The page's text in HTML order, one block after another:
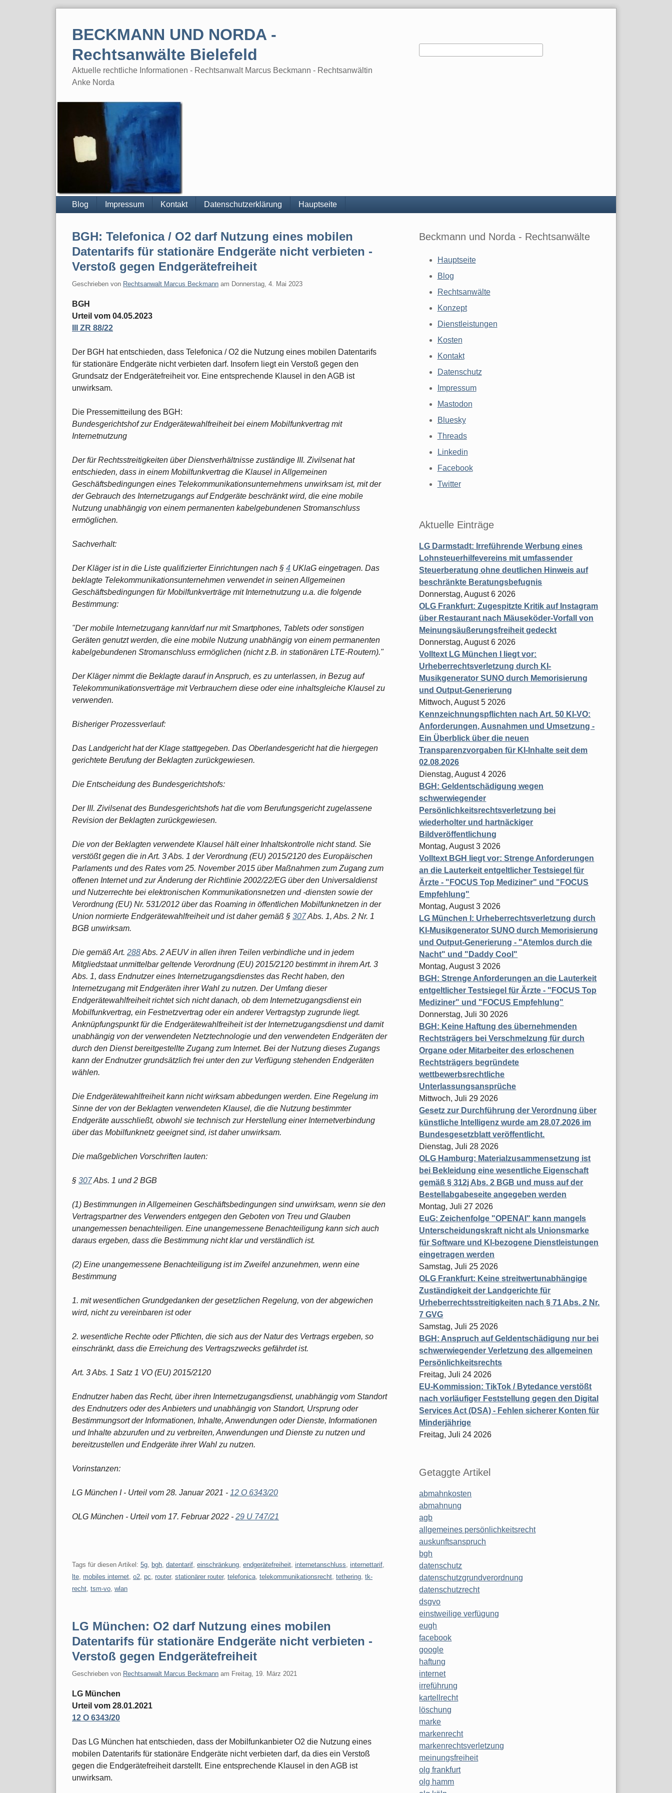
BECKMANN UND NORDA -
Rechtsanwälte Bielefeld
Aktuelle rechtliche Informationen - Rechtsanwalt Marcus Beckmann - Rechtsanwältin
Anke Norda
Blog Impressum Kontakt Datenschutzerklärung Hauptseite
BGH: Telefonica / O2 darf Nutzung eines mobilen
Datentarifs für stationäre Endgeräte nicht verbieten -
Verstoß gegen Endgerätefreiheit
Geschrieben von Rechtsanwalt Marcus Beckmann am Donnerstag, 4. Mai 2023
BGH
Urteil vom 04.05.2023
III ZR 88/22
Der BGH hat entschieden, dass Telefonica / O2 die Nutzung eines mobilen Datentarifs
für stationäre Endgeräte nicht verbieten darf. Insofern liegt ein Verstoß gegen den
Grundsatz der Endgerätefreiheit vor. Eine entsprechende Klausel in den AGB ist
unwirksam.
Die Pressemitteilung des BGH:
Bundesgerichtshof zur Endgerätewahlfreiheit bei einem Mobilfunkvertrag mit
Internetnutzung
Der für Rechtsstreitigkeiten über Dienstverhältnisse zuständige III. Zivilsenat hat
entschieden, dass in einem Mobilfunkvertrag die Klausel in Allgemeinen
Geschäftsbedingungen eines Telekommunikationsunternehmens unwirksam ist, mit der
der Gebrauch des Internetzugangs auf Endgeräte beschränkt wird, die eine mobile
Nutzung unabhängig von einem permanenten kabelgebundenen Stromanschluss
ermöglichen.
Sachverhalt:
Der Kläger ist in die Liste qualifizierter Einrichtungen nach § 4 UKlaG eingetragen. Das
beklagte Telekommunikationsunternehmen verwendet in seinen Allgemeinen
Geschäftsbedingungen für Mobilfunkverträge mit Internetnutzung u.a. die folgende
Bestimmung:
"Der mobile Internetzugang kann/darf nur mit Smartphones, Tablets oder sonstigen
Geräten genutzt werden, die eine mobile Nutzung unabhängig von einem permanenten
kabelgebundenen Stromanschluss ermöglichen (nicht z.B. in stationären LTE-Routern)."
Der Kläger nimmt die Beklagte darauf in Anspruch, es zu unterlassen, in Bezug auf
Telekommunikationsverträge mit Verbrauchern diese oder eine inhaltsgleiche Klausel zu
verwenden.
Bisheriger Prozessverlauf:
Das Landgericht hat der Klage stattgegeben. Das Oberlandesgericht hat die hiergegen
gerichtete Berufung der Beklagten zurückgewiesen.
Die Entscheidung des Bundesgerichtshofs:
Der III. Zivilsenat des Bundesgerichtshofs hat die vom Berufungsgericht zugelassene
Revision der Beklagten zurückgewiesen.
Die von der Beklagten verwendete Klausel hält einer Inhaltskontrolle nicht stand. Sie
verstößt gegen die in Art. 3 Abs. 1 der Verordnung (EU) 2015/2120 des Europäischen
Parlaments und des Rates vom 25. November 2015 über Maßnahmen zum Zugang zum
offenen Internet und zur Änderung der Richtlinie 2002/22/EG über den Universaldienst
und Nutzerrechte bei elektronischen Kommunikationsnetzen und -diensten sowie der
Verordnung (EU) Nr. 531/2012 über das Roaming in öffentlichen Mobilfunknetzen in der
Union normierte Endgerätewahlfreiheit und ist daher gemäß § 307Abs. 1, Abs. 2 Nr. 1
BGB unwirksam.
Die gemäß Art. 288Abs. 2 AEUV in allen ihren Teilen verbindliche und in jedem
Mitgliedstaat unmittelbar geltende Verordnung (EU) 2015/2120 bestimmt in ihrem Art. 3
Abs. 1, dass Endnutzer eines Internetzugangsdienstes das Recht haben, den
Internetzugang mit Endgeräten ihrer Wahl zu nutzen. Der Umfang dieser
Endgerätewahlfreiheit richtet sich nicht danach, ob dem Internetzugangsdienst ein
Mobilfunkvertrag, ein Festnetzvertrag oder ein anderer Vertragstyp zugrunde liegt.
Anknüpfungspunkt für die Endgerätewahlfreiheit ist der Internetzugangsdienst und damit
unabhängig von der verwendeten Netztechnologie und den verwendeten Endgeräten der
durch den Dienst bereitgestellte Zugang zum Internet. Bei der Nutzung dieses Zugangs
kann der Endnutzer grundsätzlich frei unter den zur Verfügung stehenden Endgeräten
wählen.
Die Endgerätewahlfreiheit kann nicht wirksam abbedungen werden. Eine Regelung im
Sinne der von der Beklagten verwendeten Klausel, die die Nutzung bestimmter
Endgeräte ausschließt, obwohl sie technisch zur Herstellung einer Internetverbindung
über das Mobilfunknetz geeignet sind, ist daher unwirksam.
Die maßgeblichen Vorschriften lauten:
§ 307Abs. 1 und 2 BGB
(1) Bestimmungen in Allgemeinen Geschäftsbedingungen sind unwirksam, wenn sie den
Vertragspartner des Verwenders entgegen den Geboten von Treu und Glauben
unangemessen benachteiligen. Eine unangemessene Benachteiligung kann sich auch
daraus ergeben, dass die Bestimmung nicht klar und verständlich ist.
(2) Eine unangemessene Benachteiligung ist im Zweifel anzunehmen, wenn eine
Bestimmung
1. mit wesentlichen Grundgedanken der gesetzlichen Regelung, von der abgewichen
wird, nicht zu vereinbaren ist oder
2. wesentliche Rechte oder Pflichten, die sich aus der Natur des Vertrags ergeben, so
einschränkt, dass die Erreichung des Vertragszwecks gefährdet ist.
Art. 3 Abs. 1 Satz 1 VO (EU) 2015/2120
Endnutzer haben das Recht, über ihren Internetzugangsdienst, unabhängig vom Standort
des Endnutzers oder des Anbieters und unabhängig von Standort, Ursprung oder
Bestimmungsort der Informationen, Inhalte, Anwendungen oder Dienste, Informationen
und Inhalte abzurufen und zu verbreiten, Anwendungen und Dienste zu nutzen und
bereitzustellen und Endgeräte ihrer Wahl zu nutzen.
Vorinstanzen:
LG München I - Urteil vom 28. Januar 2021 - 12 O 6343/20
OLG München - Urteil vom 17. Februar 2022 - 29 U 747/21
Tags für diesen Artikel: 5g bgh datentarif einschränkung endgerätefreiheit internetanschluss internettarif
lte mobiles internet o2 pc router, stationärer router, telefonica telekommunikationsrecht tethering tk-
recht tsm-vo wlan
LG München: O2 darf Nutzung eines mobilen
Datentarifs für stationäre Endgeräte nicht verbieten -
Verstoß gegen Endgerätefreiheit
Geschrieben von Rechtsanwalt Marcus Beckmann am Freitag, 19. März 2021
LG München
Urteil vom 28.01.2021
12 O 6343/20
Das LG München hat entschieden, dass der Mobilfunkanbieter O2 die Nutzung eines
mobilen Datentarifs für stationäre Endgeräte nicht verbieten darf, da dies ein Verstoß
gegen die Endgerätefreiheit darstellt. Eine entsprechende Klausel in den AGB ist
unwirksam.
Beckmann und Norda - Rechtsanwälte
Hauptseite
Blog
Rechtsanwälte
Konzept
Dienstleistungen
Kosten
Kontakt
Datenschutz
Impressum
Mastodon
Bluesky
Threads
Linkedin
Facebook
Twitter
Aktuelle Einträge
LG Darmstadt: Irreführende Werbung eines
Lohnsteuerhilfevereins mit umfassender
Steuerberatung ohne deutlichen Hinweis auf
beschränkte Beratungsbefugnis
Donnerstag, August 6 2026
OLG Frankfurt: Zugespitzte Kritik auf Instagram
über Restaurant nach Mäuseköder-Vorfall von
Meinungsäußerungsfreiheit gedeckt
Donnerstag, August 6 2026
Volltext LG München I liegt vor:
Urheberrechtsverletzung durch KI-
Musikgenerator SUNO durch Memorisierung
und Output-Generierung
Mittwoch, August 5 2026
Kennzeichnungspflichten nach Art. 50 KI-VO:
Anforderungen, Ausnahmen und Umsetzung -
Ein Überblick über die neuen
Transparenzvorgaben für KI-Inhalte seit dem
02.08.2026
Dienstag, August 4 2026
BGH: Geldentschädigung wegen
schwerwiegender
Persönlichkeitsrechtsverletzung bei
wiederholter und hartnäckiger
Bildveröffentlichung
Montag, August 3 2026
Volltext BGH liegt vor: Strenge Anforderungen
an die Lauterkeit entgeltlicher Testsiegel für
Ärzte - "FOCUS Top Mediziner" und "FOCUS
Empfehlung"
Montag, August 3 2026
LG München I: Urheberrechtsverletzung durch
KI-Musikgenerator SUNO durch Memorisierung
und Output-Generierung - "Atemlos durch die
Nacht" und "Daddy Cool"
Montag, August 3 2026
BGH: Strenge Anforderungen an die Lauterkeit
entgeltlicher Testsiegel für Ärzte - "FOCUS Top
Mediziner" und "FOCUS Empfehlung"
Donnerstag, Juli 30 2026
BGH: Keine Haftung des übernehmenden
Rechtsträgers bei Verschmelzung für durch
Organe oder Mitarbeiter des erloschenen
Rechtsträgers begründete
wettbewerbsrechtliche
Unterlassungsansprüche
Mittwoch, Juli 29 2026
Gesetz zur Durchführung der Verordnung über
künstliche Intelligenz wurde am 28.07.2026 im
Bundesgesetzblatt veröffentlicht.
Dienstag, Juli 28 2026
OLG Hamburg: Materialzusammensetzung ist
bei Bekleidung eine wesentliche Eigenschaft
gemäß § 312j Abs. 2 BGB und muss auf der
Bestellabgabeseite angegeben werden
Montag, Juli 27 2026
EuG: Zeichenfolge "OPENAI" kann mangels
Unterscheidungskraft nicht als Unionsmarke
für Software und KI-bezogene Dienstleistungen
eingetragen werden
Samstag, Juli 25 2026
OLG Frankfurt: Keine streitwertunabhängige
Zuständigkeit der Landgerichte für
Urheberrechtsstreitigkeiten nach § 71 Abs. 2 Nr.
7 GVG
Samstag, Juli 25 2026
BGH: Anspruch auf Geldentschädigung nur bei
schwerwiegender Verletzung des allgemeinen
Persönlichkeitsrechts
Freitag, Juli 24 2026
EU-Kommission: TikTok / Bytedance verstößt
nach vorläufiger Feststellung gegen den Digital
Services Act (DSA) - Fehlen sicherer Konten für
Minderjährige
Freitag, Juli 24 2026
Getaggte Artikel
abmahnkosten
abmahnung
agb
allgemeines persönlichkeitsrecht
auskunftsanspruch
bgh
datenschutz
datenschutzgrundverordnung
datenschutzrecht
dsgvo
einstweilige verfügung
eugh
facebook
google
haftung
internet
irreführung
kartellrecht
löschung
marke
markenrecht
markenrechtsverletzung
meinungsfreiheit
olg frankfurt
olg hamm